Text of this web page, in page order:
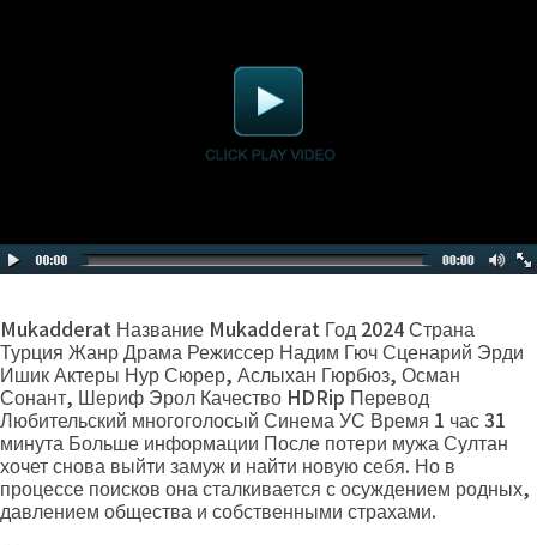
Mukadderat Название Mukadderat Год 2024 Страна
Турция Жанр Драма Режиссер Надим Гюч Сценарий Эрди
Ишик Актеры Нур Сюрер, Аслыхан Гюрбюз, Осман
Сонант, Шериф Эрол Качество HDRip Перевод
Любительский многоголосый Синема УС Время 1 час 31
минута Больше информации После потери мужа Султан
хочет снова выйти замуж и найти новую себя. Но в
процессе поисков она сталкивается с осуждением родных,
давлением общества и собственными страхами.